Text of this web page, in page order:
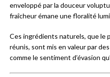
enveloppé par la douceur
fraîcheur émane une floralité
Ces ingrédients naturels, que le
réunis, sont mis en valeur par
comme le sentiment d’évasion